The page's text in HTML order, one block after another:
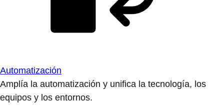
Automatización
Amplía la automatización y unifica la tecnología, los
equipos y los entornos.